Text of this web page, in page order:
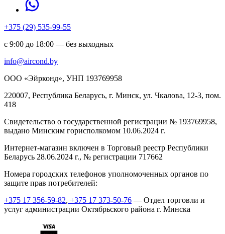
+375 (29) 535-99-55
с 9:00 до 18:00 — без выходных
info@aircond.by
ООО «Эйрконд», УНП 193769958
220007, Республика Беларусь, г. Минск, ул. Чкалова, 12-3, пом.
418
Cвидетельство о государственной регистрации № 193769958,
выдано Минским горисполкомом 10.06.2024 г.
Интернет-магазин включен в Торговый реестр Республики
Беларусь 28.06.2024 г., № регистрации 717662
Номера городских телефонов уполномоченных органов по
защите прав потребителей:
+375 17 356-59-82, +375 17 373-50-76 — Отдел торговли и
услуг администрации Октябрьского района г. Минска